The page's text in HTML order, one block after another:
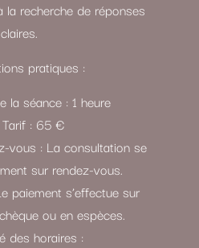
recherche de réponses
claires.
pratiques :
la séance : 1 heure
Tarif : 65 €
vous : La consultation se
sur rendez-vous.
paiement s’effectue sur
ou en espèces.
des horaires :